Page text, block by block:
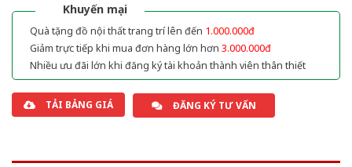
Khuyến mại
Quà tặng đồ nội thất trang trí lên đến 1.000.000đ
Giảm trực tiếp khi mua đơn hàng lớn hơn 3.000.000đ
Nhiều ưu đãi lớn khi đăng ký tài khoản thành viên thân thiết
TẢI BẢNG GIÁ ĐĂNG KÝ TƯ VẤN